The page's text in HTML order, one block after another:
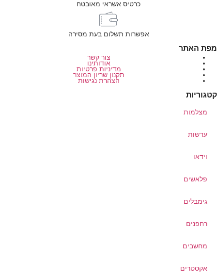
כרטיס אשראי מאובטח
אפשרות תשלום בעת מסירה
מפת האתר
צור קשר
אודותינו
מדיניות פרטיות
תקנון שריון המוצר
הצהרת נגישות
קטגוריות
מצלמות
עדשות
וידאו
פלאשים
גימבלים
רחפנים
מחשבים
אקסטרים